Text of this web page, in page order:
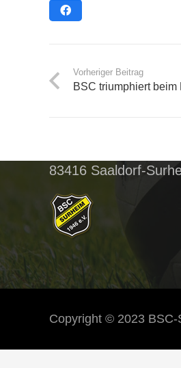
Vorheriger Beitrag
BSC triumphiert beim
83416 Saaldorf-
Copyright © 2023 BSC-